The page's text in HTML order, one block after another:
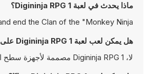
ماذا يحدث في لعبة Digininja RPG 1؟
end the Clan of the "Monkey Ninja".
هل يمكن لعب لعبة Digininja RPG 1 على الجوال؟
لا، Digininja RPG 1 مصممة لأجهزة سطح المكتب فقط وتعمل بالشكل الأمثل على أجهزة الكمبيوتر باستخدام لوحة المفاتيح والفأرة